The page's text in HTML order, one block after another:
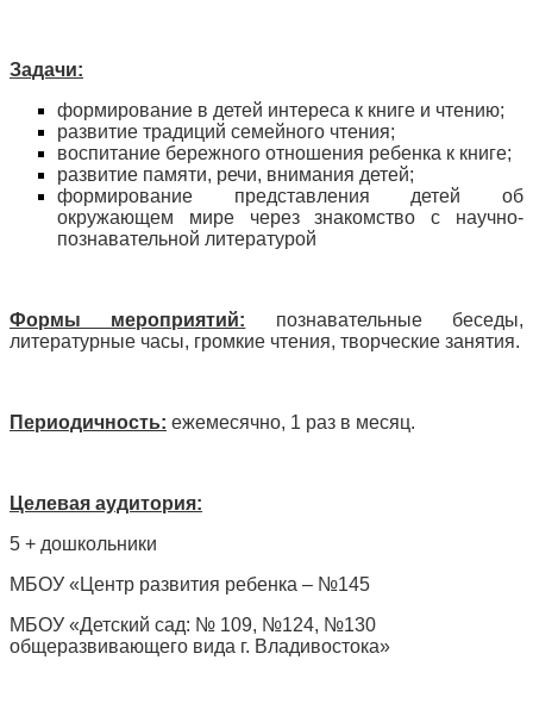
Задачи:
формирование в детей интереса к книге и чтению;
развитие традиций семейного чтения;
воспитание бережного отношения ребенка к книге;
развитие памяти, речи, внимания детей;
формирование представления детей об
окружающем мире через знакомство с научно-
познавательной литературой
Формы мероприятий: познавательные беседы,
литературные часы, громкие чтения, творческие занятия.
Периодичность: ежемесячно, 1 раз в месяц.
Целевая аудитория:
5 + дошкольники
МБОУ «Центр развития ребенка – №145
МБОУ «Детский сад: № 109, №124, №130
общеразвивающего вида г. Владивостока»